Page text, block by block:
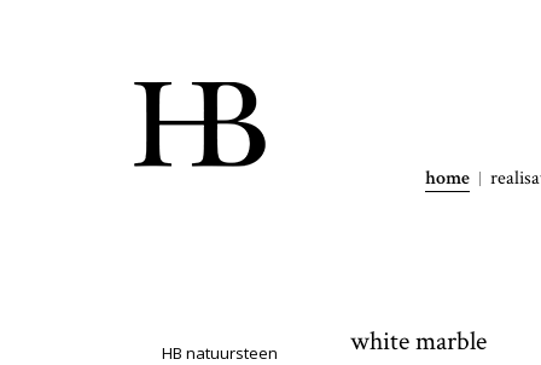
home
HB natuursteen white marble